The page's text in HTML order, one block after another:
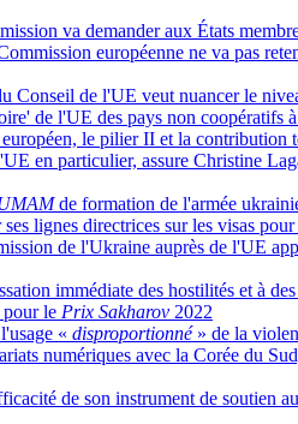
va demander aux États
européenne ne va pas
Conseil de l'UE veut nuancer le
de l'UE des pays non coopératifs
le pilier II et la contribution
en particulier, assure Christine
de formation de l'armée
lignes directrices sur les visas
de l'Ukraine auprès de l'UE
immédiate des hostilités et à
pour le Prix Sakharov 2022
« disproportionné » de la
numériques avec la Corée du
de son instrument de soutien